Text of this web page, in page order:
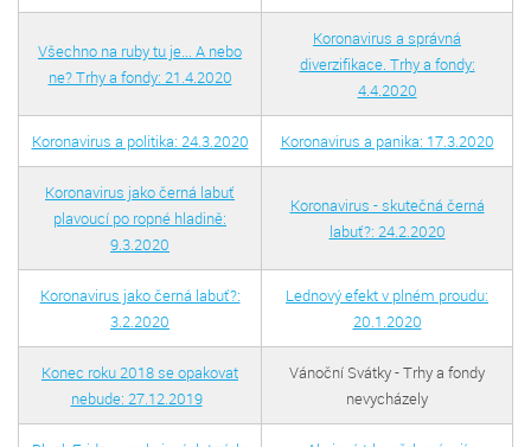
Všechno na ruby tu je... A nebo
ne? Trhy a fondy: 21.4.2020
Koronavirus a správná
diverzifikace. Trhy a fondy:
4.4.2020
Koronavirus a politika: 24.3.2020 Koronavirus a panika: 17.3.2020
Koronavirus jako černá labuť
plavoucí po ropné hladině:
9.3.2020
Koronavirus - skutečná černá
labuť?: 24.2.2020
Koronavirus jako černá labuť?:
3.2.2020
Lednový efekt v plném proudu:
20.1.2020
Konec roku 2018 se opakovat
nebude: 27.12.2019
Vánoční Svátky - Trhy a fondy
nevycházely